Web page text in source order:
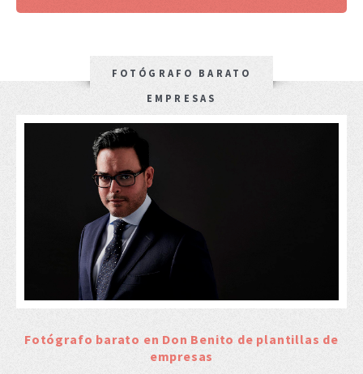
FOTÓGRAFO BARATO
EMPRESAS
Fotógrafo barato en Don Benito de plantillas de
empresas